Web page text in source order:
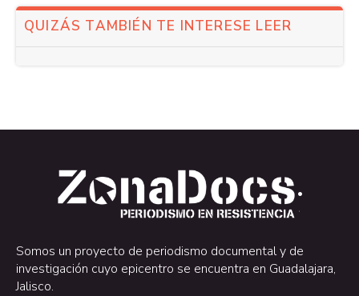
QUIZÁS TAMBIÉN TE INTERESE LEER
.
.
Somos un proyecto de periodismo documental y de
investigación cuyo epicentro se encuentra en Guadalajara,
Jalisco.